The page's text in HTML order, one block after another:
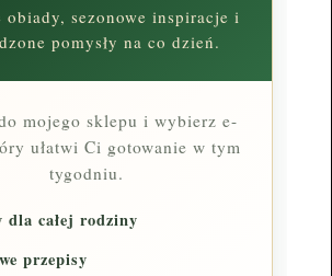
obiady, sezonowe inspiracje i
pomysły na co dzień.
mojego sklepu i wybierz e-
ułatwi Ci gotowanie w tym
tygodniu.
dla całej rodziny
przepisy